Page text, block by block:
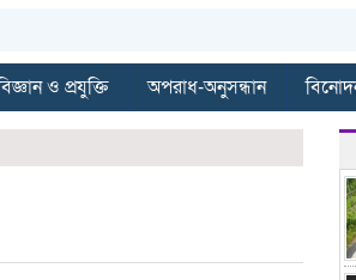
ও প্রযুক্তি অপরাধ-অনুসন্ধান